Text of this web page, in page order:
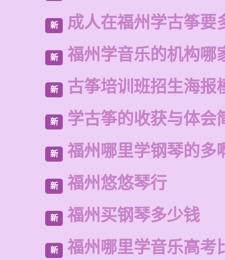
新 成人在福州学古筝要
新 福州学音乐的机构哪
新 古筝培训班招生海报
新 学古筝的收获与体会
新 福州哪里学钢琴的多
新 福州悠悠琴行
新 福州买钢琴多少钱
新 福州哪里学音乐高考